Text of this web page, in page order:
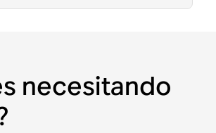
necesitando